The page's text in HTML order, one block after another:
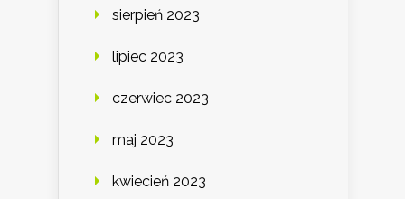
sierpień 2023
lipiec 2023
czerwiec 2023
maj 2023
kwiecień 2023